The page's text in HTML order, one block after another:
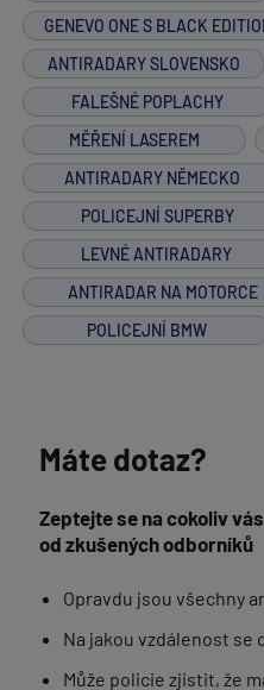
GENEVO ONE S BLACK
ANTIRADARY SLOVENSKO
FALEŠNÉ POPLACHY
MĚŘENÍ LASEREM
ANTIRADARY NĚMECKO
POLICEJNÍ SUPERBY
LEVNÉ ANTIRADARY
ANTIRADAR NA MOTORCE
POLICEJNÍ BMW
Máte dotaz?
Zeptejte se na cokoliv
od zkušených odborníků
Opravdu jsou všechny
Na jakou vzdálenost se
Může policie zjistit, že